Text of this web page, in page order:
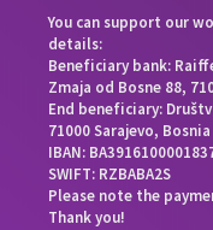
You can support our
details:
Beneficiary bank:
Zmaja od Bosne 88,
End beneficiary:
71000 Sarajevo,
IBAN:
SWIFT: RZBABA2S
Please note the
Thank you!